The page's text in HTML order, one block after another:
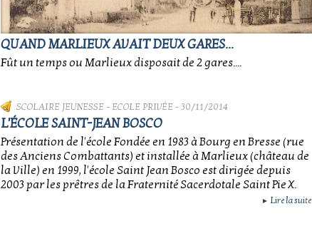
QUAND MARLIEUX AVAIT DEUX GARES...
Fût un temps ou Marlieux disposait de 2 gares....
SCOLAIRE JEUNESSE- ECOLE PRIVÉE- 30/11/2014
L'ÉCOLE SAINT-JEAN BOSCO
Présentation de l'école Fondée en 1983 à Bourg en Bresse (rue
des Anciens Combattants) et installée à Marlieux (château de
la Ville) en 1999, l'école Saint Jean Bosco est dirigée depuis
2003 par les prêtres de la Fraternité Sacerdotale Saint Pie X.
► Lire la suite